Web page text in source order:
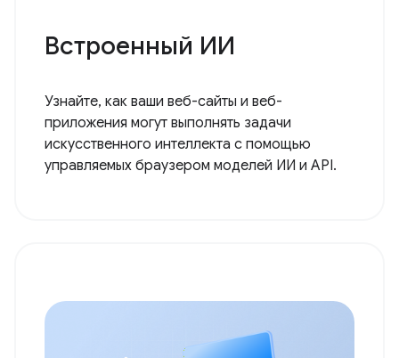
Встроенный ИИ
Узнайте, как ваши веб-сайты и веб-
приложения могут выполнять задачи
искусственного интеллекта с помощью
управляемых браузером моделей ИИ и API.